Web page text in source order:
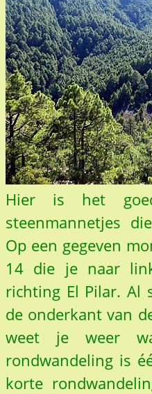
Hier is het
steenmannetjes
Op een gegeven
14 die je naar
richting El Pilar. Al
de onderkant van
weet je weer
rondwandeling is
korte